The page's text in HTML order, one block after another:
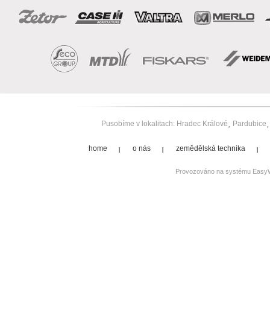
Pusobíme v lokalitach: Hradec Králové Pardubice
home o nás zemědělská technika
Provozováno na systému